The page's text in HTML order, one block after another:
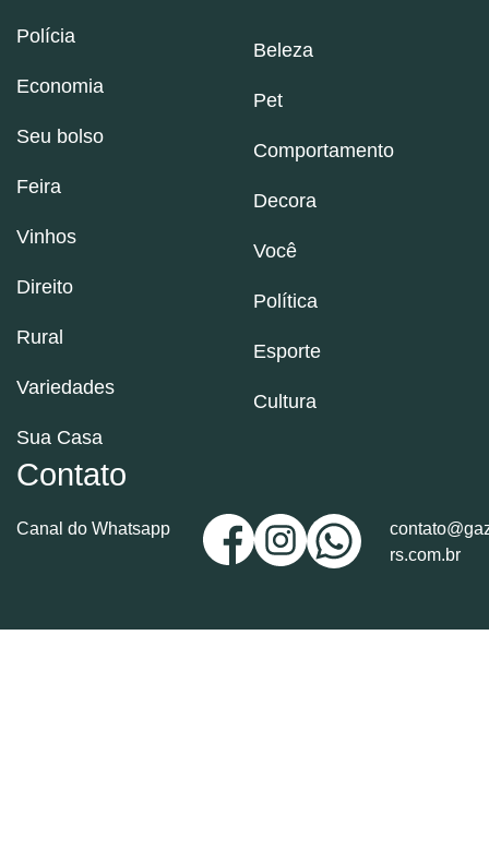
Polícia
Economia
Seu bolso
Feira
Vinhos
Direito
Rural
Variedades
Sua Casa
Beleza
Pet
Comportamento
Decora
Você
Política
Esporte
Cultura
Contato
Canal do Whatsapp
rs.com.br